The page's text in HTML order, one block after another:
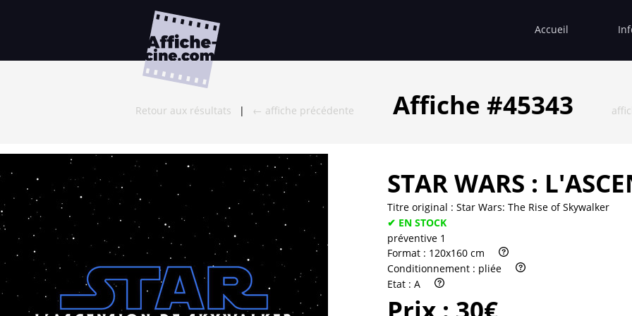
Accueil
Retour aux résultats | ← affiche précédente Affiche #45343
STAR WARS :
Titre original : Star Wars: The Rise of Skywalker
✔ EN STOCK
préventive 1
Format : 120x160 cm
Conditionnement : pliée
Etat : A